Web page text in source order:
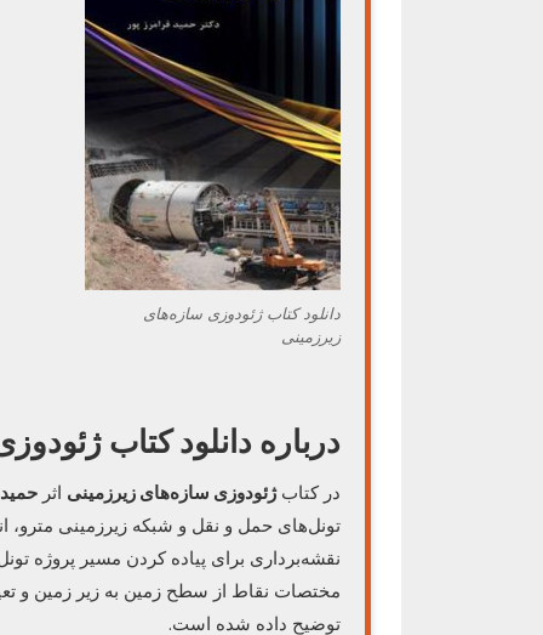
دانلود کتاب ژئودوزی سازه‌های
زیرزمینی
درباره دانلود کتاب
در کتابژئودوزی سازه‌های زیرزمینی اثر حمید
تونل‌های حمل و نقل و شبکه زیرزمینی مترو،
نقشه‌برداری برای پیاده کردن مسیر پروژه
مختصات نقاط از سطح زمین به زیر زمین و
توضیح داده شده است.